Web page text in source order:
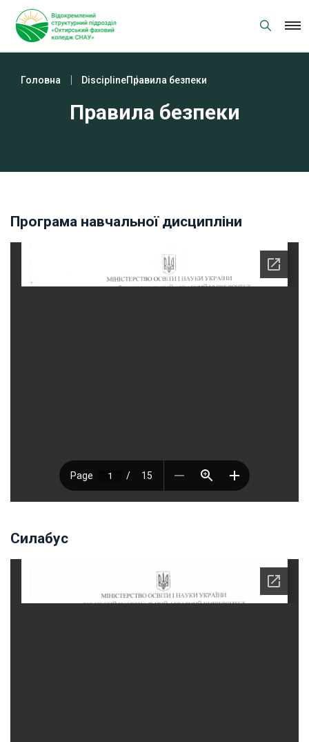
content
Головна DisciplineПравила безпеки
Правила безпеки
Програма навчальної дисципліни
Силабус